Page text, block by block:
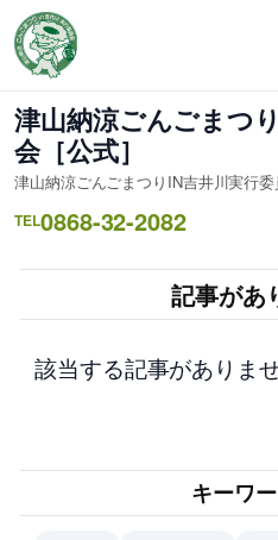
容
を
ス
キ
ッ
プ
津山納涼ごんごまつ
会［公式］
津山納涼ごんごまつりIN吉井川実行
TEL0868-32-2082
記事があ
該当する記事がありませ
キーワ